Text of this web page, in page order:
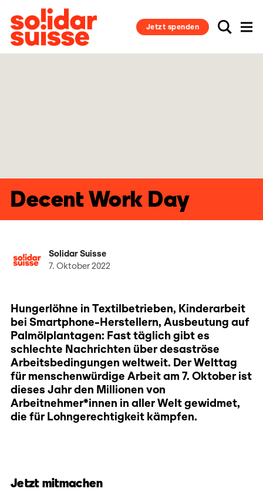
Jetzt spenden
Decent Work Day
Solidar Suisse
7. Oktober 2022
Hungerlöhne in Textilbetrieben, Kinderarbeit
bei Smartphone-Herstellern, Ausbeutung auf
Palmölplantagen: Fast täglich gibt es
schlechte Nachrichten über desaströse
Arbeitsbedingungen weltweit. Der Welttag
für menschenwürdige Arbeit am 7. Oktober ist
dieses Jahr den Millionen von
Arbeitnehmer*innen in aller Welt gewidmet,
die für Lohngerechtigkeit kämpfen.
Jetzt mitmachen